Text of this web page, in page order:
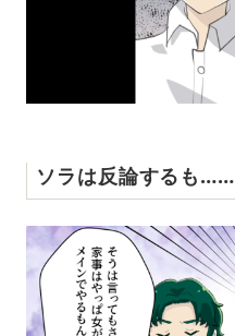
ソラは反論するも……